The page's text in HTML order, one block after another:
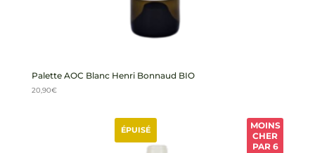
Palette AOC Blanc Henri Bonnaud BIO
20,90€
MOINS
CHER
PAR 6
ÉPUISÉ